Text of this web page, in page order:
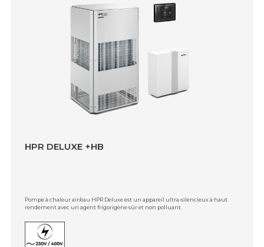
HPR DELUXE +HB
Pompe à chaleur air/eau HPR Deluxe est un appareil ultra-silencieux à haut
rendement avec un agent frigorigène sûr et non polluant.